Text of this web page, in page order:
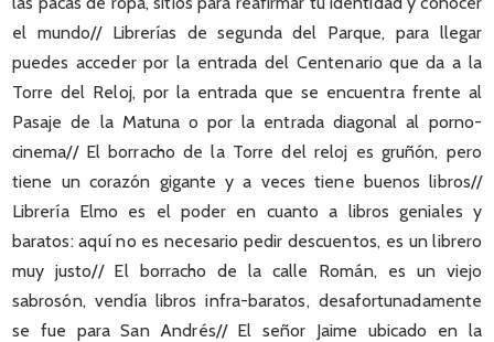
el mundo// Librerías de segunda del Parque, para llegar
puedes acceder por la entrada del Centenario que da a la
Torre del Reloj, por la entrada que se encuentra frente al
Pasaje de la Matuna o por la entrada diagonal al porno-
cinema// El borracho de la Torre del reloj es gruñón, pero
tiene un corazón gigante y a veces tiene buenos libros//
Librería Elmo es el poder en cuanto a libros geniales y
baratos: aquí no es necesario pedir descuentos, es un librero
muy justo// El borracho de la calle Román, es un viejo
sabrosón, vendía libros infra-baratos, desafortunadamente
se fue para San Andrés// El señor Jaime ubicado en la